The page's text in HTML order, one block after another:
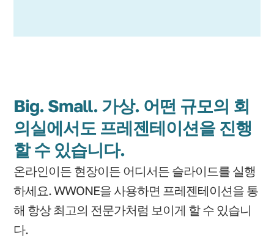
Big. Small. 가상. 어떤 규모의 회
의실에서도 프레젠테이션을 진행
할 수 있습니다.
온라인이든 현장이든 어디서든 슬라이드를 실행
하세요. WWONE을 사용하면 프레젠테이션을 통
해 항상 최고의 전문가처럼 보이게 할 수 있습니
다.